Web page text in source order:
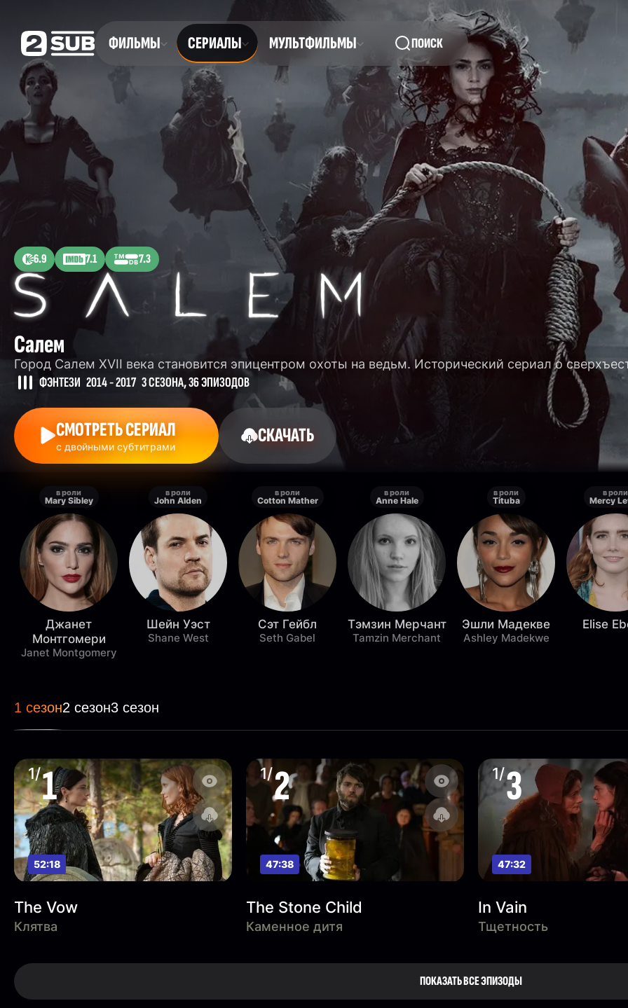
ФИЛЬМЫ СЕРИАЛЫ МУЛЬТФИЛЬМЫ ПОИСК
6.9 7.1 7.3
Салем
Город Салем XVII века становится эпицентром охоты на ведьм. Исторический сериал о
ФЭНТЕЗИ 2014 - 2017 3 СЕЗОНА, 36 ЭПИЗОДОВ
СМОТРЕТЬ СЕРИАЛ
с двойными субтитрами СКАЧАТЬ
в роли
Mary Sibley
Джанет
Монтгомери
Janet Montgomery
в роли
John Alden
Шейн Уэст
Shane West
в роли
Cotton Mather
Сэт Гейбл
Seth Gabel
в роли
Anne Hale
Тэмзин Мерчант
Tamzin Merchant
в роли
Tituba
Эшли Мадекве
Ashley Madekwe
в роли
Mercy
Elise
1 сезон2 сезон3 сезон
1/1
52:18
The Vow
Клятва
1/2
47:38
The Stone Child
Каменное дитя
1/3
47:32
In Vain
Тщетность
ПОКАЗАТЬ ВСЕ ЭПИЗОДЫ